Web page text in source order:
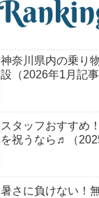
神奈川県内の乗り
設（2026年1月記事
スタッフおすすめ
を祝うなら♬（
暑さに負けない！